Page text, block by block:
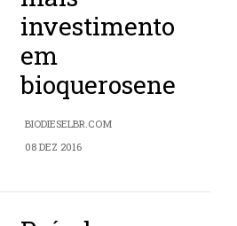
investimento
em
bioquerosene
BIODIESELBR.COM
08 DEZ 2016